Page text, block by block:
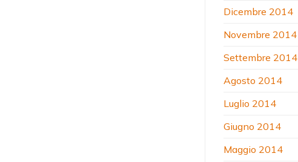
Dicembre 2014
Novembre 2014
Settembre 2014
Agosto 2014
Luglio 2014
Giugno 2014
Maggio 2014